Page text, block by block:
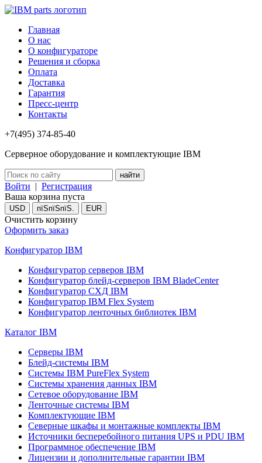
Главная
О нас
О конфигураторе
Решения и сборка
Оплата
Доставка
Гарантия
Пресс-центр
Контакты
+7(495) 374-85-40
Серверное оборудование и комплектующие IBM
Войти | Регистрация
Ваша корзина пуста
USD пїЅпїЅпїЅ. EUR
Очистить корзину
Оформить заказ
Конфигуратор IBM
Конфигуратор серверов IBM
Конфигуратор блейд-серверов IBM BladeCenter
Конфигуратор СХД IBM
Конфигуратор IBM Flex System
Конфигуратор ленточных библиотек IBM
Каталог IBM
Серверы IBM
Блейд-системы IBM
Системы IBM PureFlex System
Системы хранения данных IBM
Сетевое оборудование IBM
Ленточные системы IBM
Комплектующие IBM
Северные шкафы и монтажные комплекты IBM
Источники бесперебойного питания UPS и PDU IBM
Программное обеспечение IBM
Лицензии и дополнительные гарантии IBM